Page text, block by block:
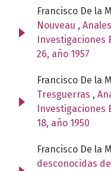
Francisco De la
Nouveau ,
Investigaciones
26, año 1957
Francisco De la
Tresguerras ,
Investigaciones
18, año 1950
Francisco De la
desconocidas